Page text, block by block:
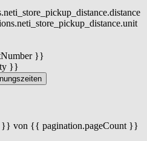
}}
}}
}} von {{ pagination.pageCount }}